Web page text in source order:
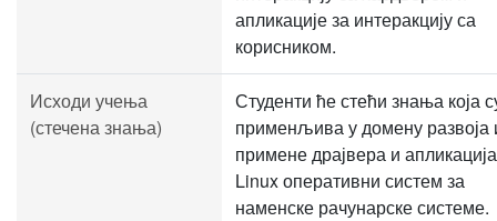
апликације за интеракцију са
корисником.
Исходи учења
(стечена знања)
Студенти ће стећи знања која
применљива у домену развоја
примене драјвера и
Linux оперативни систем за
наменске рачунарске системе.